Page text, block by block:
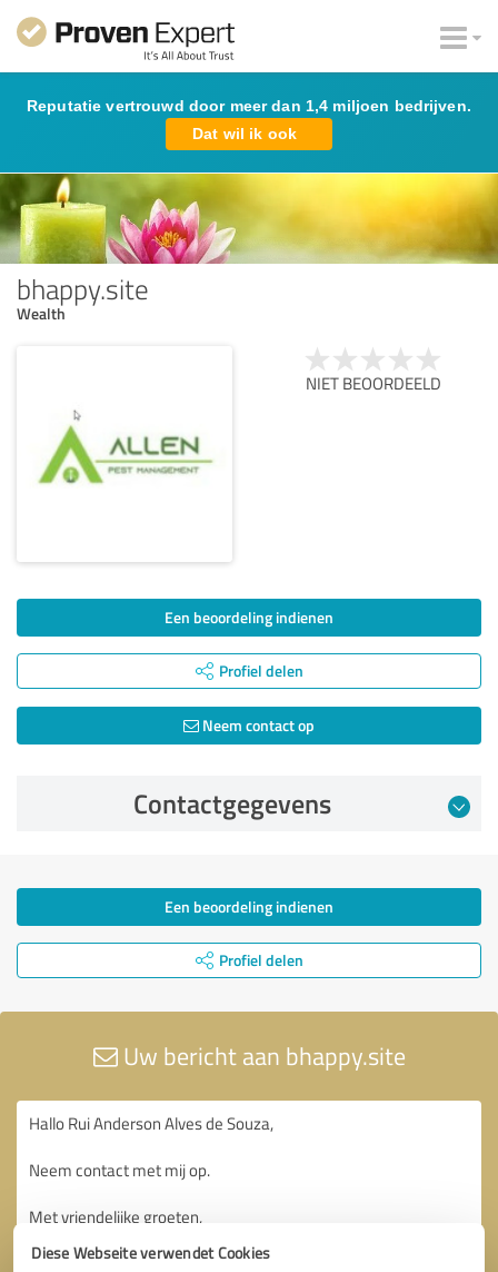
Diese Webseite verwendet Cookies
Reputatie vertrouwd door meer dan 1,4 miljoen bedrijven.
Dat wil ik ook
bhappy.site
Wealth
NIET BEOORDEELD
Een beoordeling indienen
Profiel delen
Neem contact op
Contactgegevens
Een beoordeling indienen
Profiel delen
Uw bericht aan bhappy.site